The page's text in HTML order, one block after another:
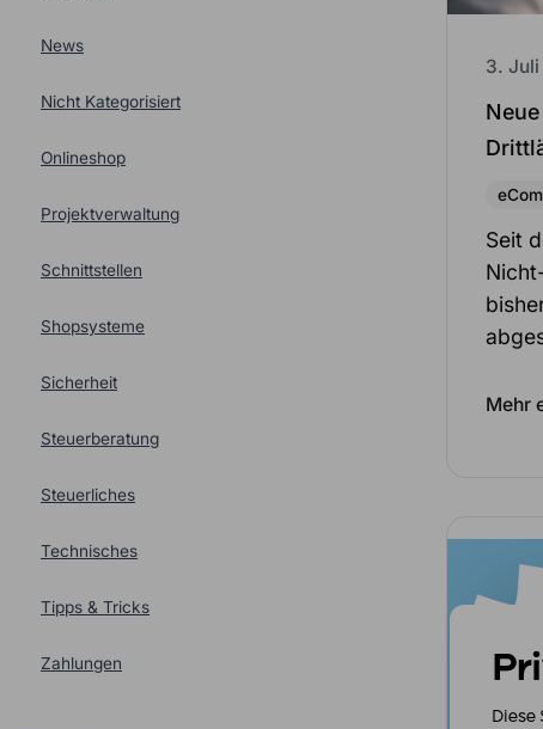
News
Nicht Kategorisiert
Onlineshop
Projektverwaltung
Schnittstellen
Shopsysteme
Sicherheit
Steuerberatung
Steuerliches
Technisches
Tipps & Tricks
Zahlungen
3.
Seit
Mehr